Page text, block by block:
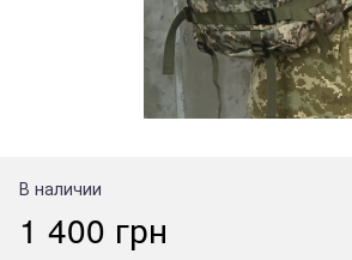
В наличии
1 400 грн